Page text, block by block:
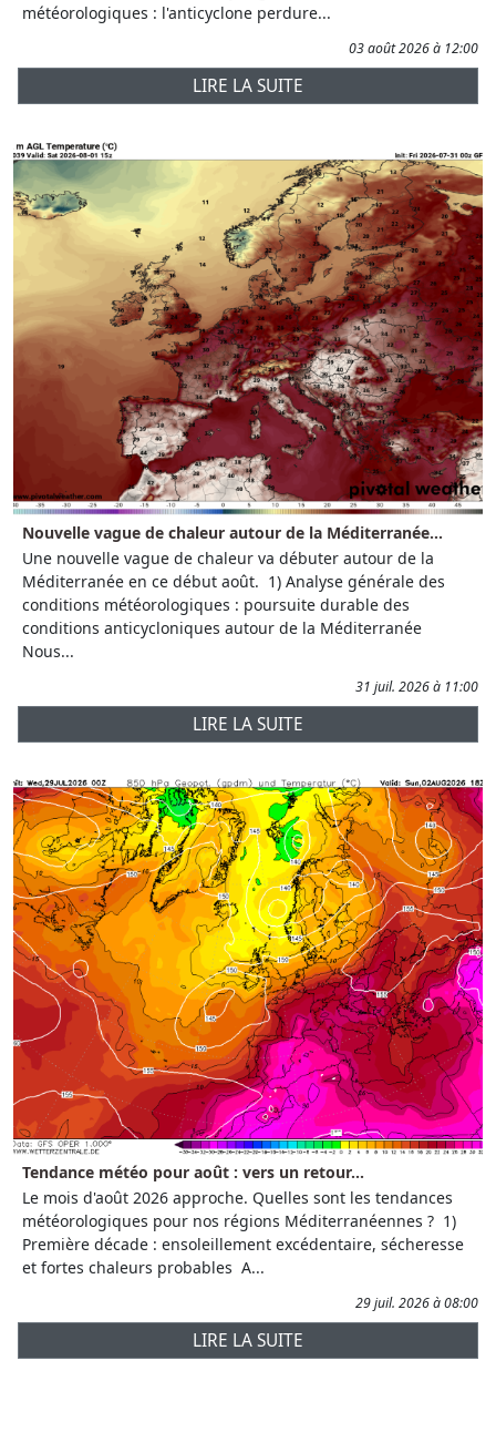
météorologiques : l'anticyclone perdure...
03 août 2026 à 12:00
LIRE LA SUITE
Nouvelle vague de chaleur autour de la Méditerranée...
Une nouvelle vague de chaleur va débuter autour de la
Méditerranée en ce début août. 1) Analyse générale des
conditions météorologiques : poursuite durable des
conditions anticycloniques autour de la Méditerranée
Nous...
31 juil. 2026 à 11:00
LIRE LA SUITE
Tendance météo pour août : vers un retour...
Le mois d'août 2026 approche. Quelles sont les tendances
météorologiques pour nos régions Méditerranéennes ? 1)
Première décade : ensoleillement excédentaire, sécheresse
et fortes chaleurs probables A...
29 juil. 2026 à 08:00
LIRE LA SUITE